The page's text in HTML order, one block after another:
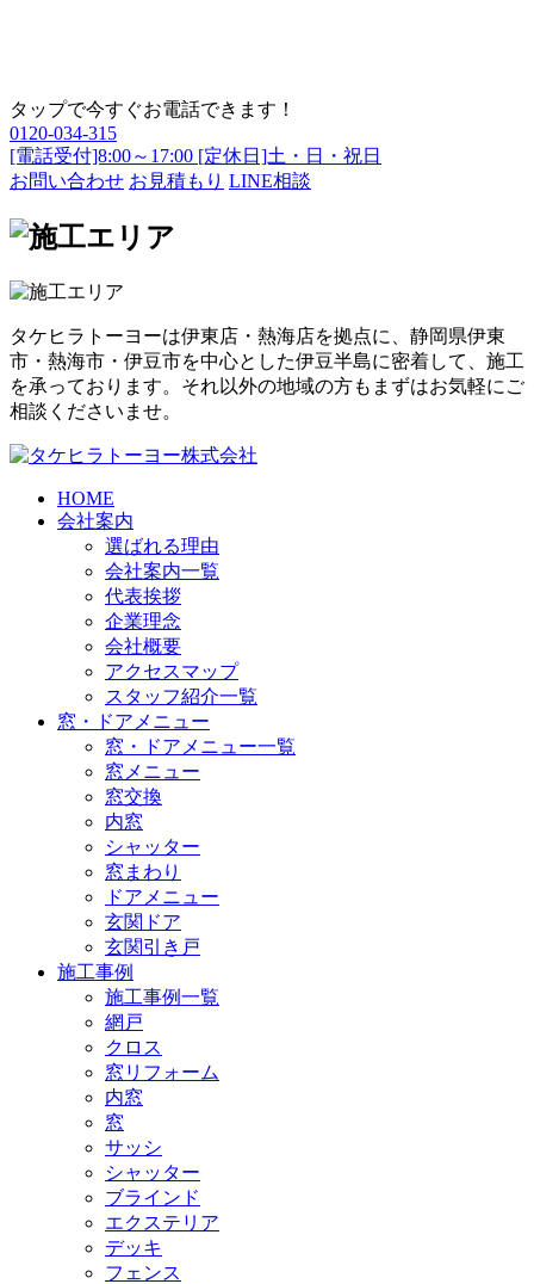
タップで今すぐお電話できます！
0120-034-315
[電話受付]8:00～17:00 [定休日]土・日・祝日
お問い合わせ お見積もり LINE相談
タケヒラトーヨーは伊東店・熱海店を拠点に、静岡県伊東
市・熱海市・伊豆市を中心とした伊豆半島に密着して、施工
を承っております。それ以外の地域の方もまずはお気軽にご
相談くださいませ。
HOME
会社案内
選ばれる理由
会社案内一覧
代表挨拶
企業理念
会社概要
アクセスマップ
スタッフ紹介一覧
窓・ドアメニュー
窓・ドアメニュー一覧
窓メニュー
窓交換
内窓
シャッター
窓まわり
ドアメニュー
玄関ドア
玄関引き戸
施工事例
施工事例一覧
網戸
クロス
窓リフォーム
内窓
窓
サッシ
シャッター
ブラインド
エクステリア
デッキ
フェンス